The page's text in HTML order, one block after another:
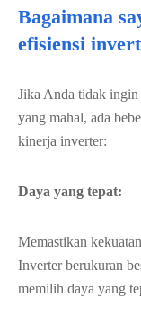
Bagaimana
efisiensi
Jika Anda tidak
yang mahal, ada
kinerja inverter:
Daya yang tepat:
Memastikan
Inverter berukuran
memilih daya yang